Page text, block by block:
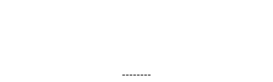
--------